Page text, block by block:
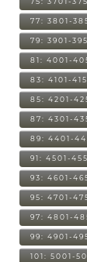
77: 3801-
79: 3901-
81: 4001-
83: 4101-
85: 4201-
87: 4301-
89: 4401-
91: 4501-
93: 4601-
95: 4701-
97: 4801-
99: 4901-
101: 5001-